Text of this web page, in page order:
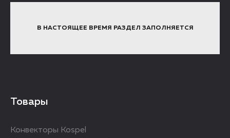
В НАСТОЯЩЕЕ ВРЕМЯ РАЗДЕЛ ЗАПОЛНЯЕТСЯ
Товары
Конвекторы Kospel